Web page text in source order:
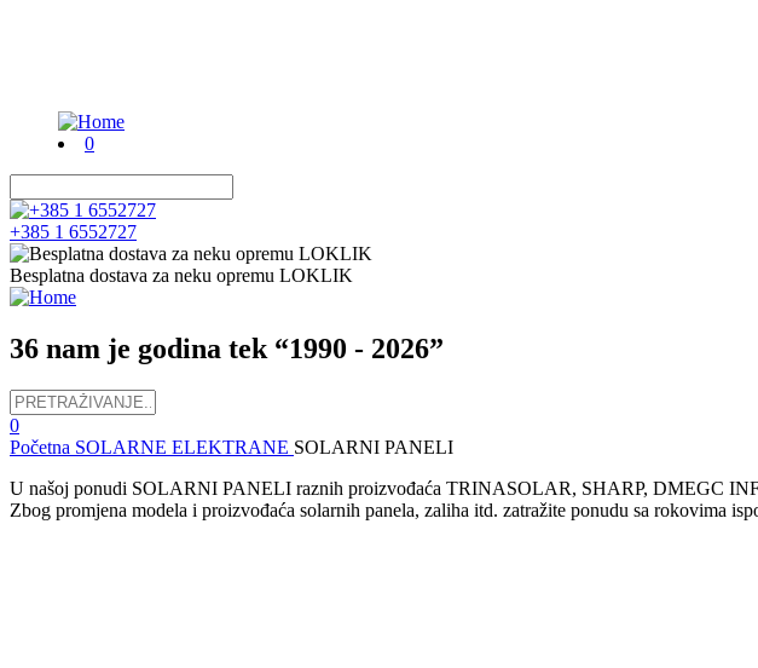
0
+385 1 6552727
Besplatna dostava za neku opremu LOKLIK
36 nam je godina tek “1990 - 2026”
0
Početna SOLARNE ELEKTRANE SOLARNI PANELI
U našoj ponudi SOLARNI PANELI raznih proizvođaća TRINASOLAR, SHARP, DMEGC
Zbog promjena modela i proizvođaća solarnih panela, zaliha itd. zatražite ponudu sa rokovima